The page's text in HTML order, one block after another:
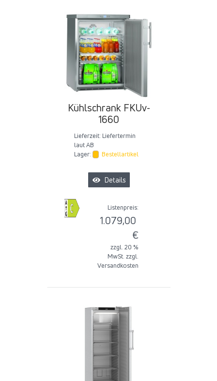
Kühlschrank FKUv-
1660
Lieferzeit: Liefertermin
laut AB
Lager:
Bestellartikel
Details
Listenpreis:
1.079,00
€
zzgl. 20 %
MwSt. zzgl.
Versandkosten